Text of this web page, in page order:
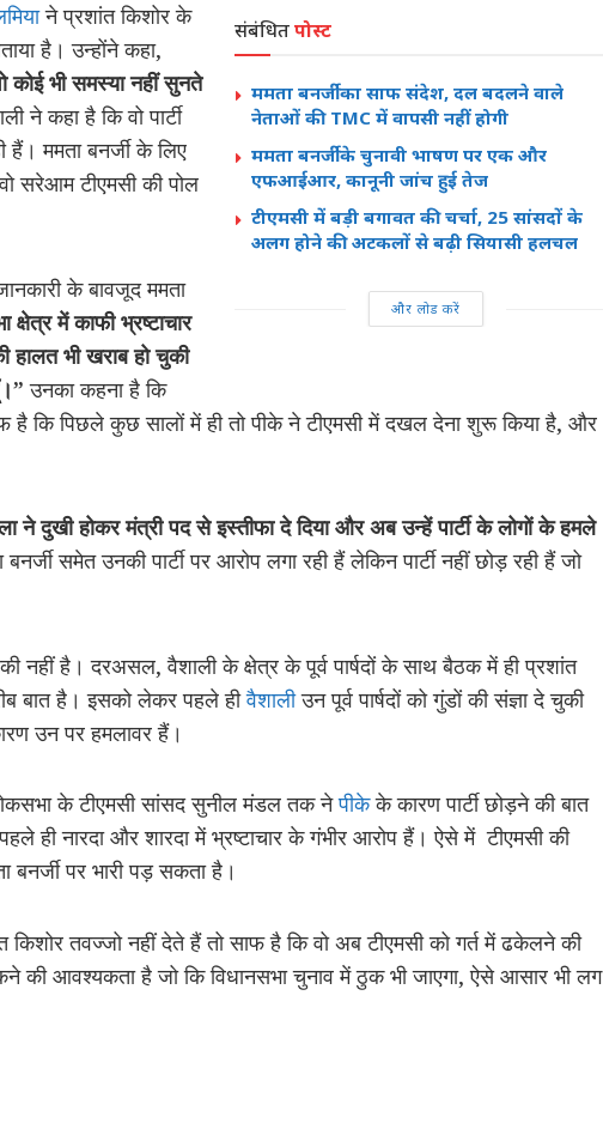
संबंधितपोस्ट
ममता बनर्जी का साफ संदेश, दल बदलने वाले
नेताओं की TMC में वापसी नहीं होगी
ममता बनर्जी के चुनावी भाषण पर एक और
एफआईआर, कानूनी जांच हुई तेज
टीएमसी में बड़ी बगावत की चर्चा, 25 सांसदों के
अलग होने की अटकलों से बढ़ी सियासी हलचल
और लोड करें
ने प्रशांत किशोर के
है। उन्होंने कहा,
कोई भी समस्या नहीं सुनते
ने कहा है कि वो पार्टी
हैं। ममता बनर्जी के लिए
सरेआम टीएमसी की पोल
के बावजूद ममता
क्षेत्र में काफी भ्रष्टाचार
भी खराब हो चुकी
उनका कहना है कि
है कि पिछले कुछ सालों में ही तो पीके ने टीएमसी में दखल देना शुरू किया है, और
ने दुखी होकर मंत्री पद से इस्तीफा दे दिया और अब उन्हें पार्टी के लोगों के हमले
समेत उनकी पार्टी पर आरोप लगा रही हैं लेकिन पार्टी नहीं छोड़ रही हैं जो
नहीं है। दरअसल, वैशाली के क्षेत्र के पूर्व पार्षदों के साथ बैठक में ही प्रशांत
बात है। इसको लेकर पहले हीवैशालीउन पूर्व पार्षदों को गुंडों की संज्ञा दे चुकी
उन पर हमलावर हैं।
के टीएमसी सांसद सुनील मंडल तक नेपीकेके कारण पार्टी छोड़ने की बात
ही नारदा और शारदा में भ्रष्टाचार के गंभीर आरोप हैं। ऐसे में टीएमसी की
पर भारी पड़ सकता है।
तवज्जो नहीं देते हैं तो साफ है कि वो अब टीएमसी को गर्त में ढकेलने की
की आवश्यकता है जो कि विधानसभा चुनाव में ठुक भी जाएगा, ऐसे आसार भी लग